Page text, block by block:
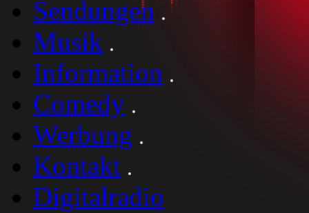
Sendungen
Musik
Information
Comedy
Werbung
Kontakt
Digitalradio